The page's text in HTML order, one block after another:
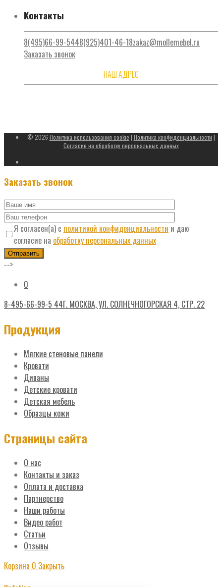
Контакты
8(495)66-99-5448(925)401-46-18zakaz@mollemebel.ru
Заказать звонок
НАШ АДРЕС
© 2026 Политика использования cookie | Политика конфиденциальности |
Согласие на обработку персональных данных
Заказать звонок
Я согласен(а) с политикой конфиденциальности и даю
согласие на обработку персональных данных
-->
0
8-495-66-99-5 44Г. МОСКВА, УЛ. СОЛНЕЧНОГОРСКАЯ 4, СТР. 22
Продукция
Мягкие стеновые панели
Кровати
Диваны
Детские кровати
Детская мебель
Образцы кожи
Страницы сайта
О нас
Контакты и заказ
Оплата и доставка
Партнерство
Наши работы
Видео работ
Статьи
Отзывы
Корзина 0 Закрыть